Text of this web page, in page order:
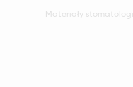
Materiały